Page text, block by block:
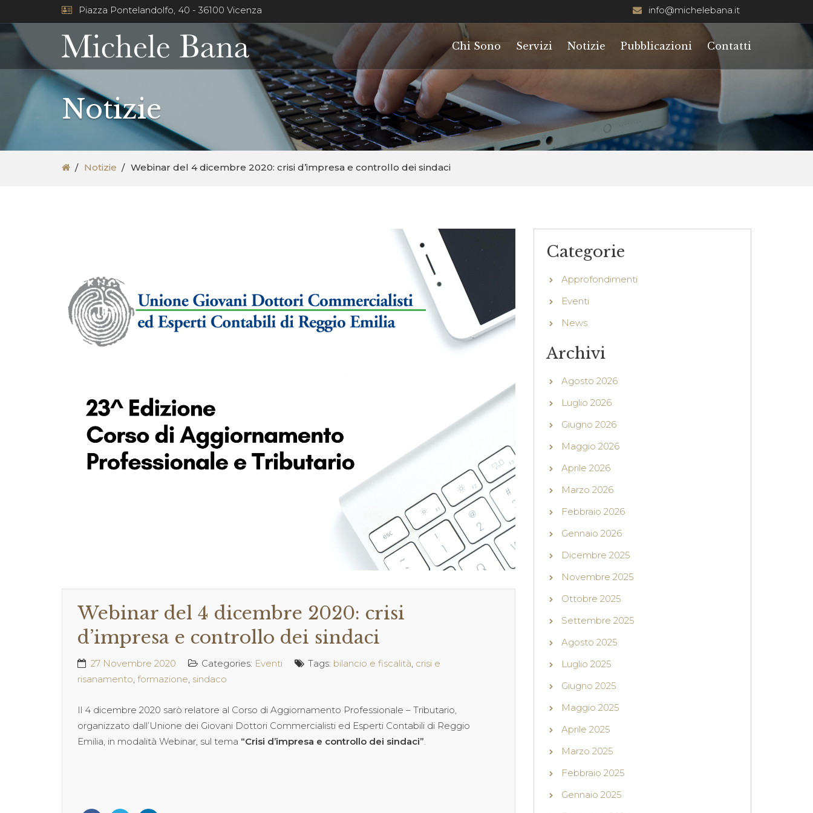
Piazza Pontelandolfo, 40 - 36100 Vicenza info@michelebana.it
Chi Sono Servizi Notizie Pubblicazioni Contatti
Notizie
Notizie Webinar del 4 dicembre 2020: crisi d’impresa e controllo dei sindaci
Webinar del 4 dicembre 2020: crisi
d’impresa e controllo dei sindaci
27 Novembre 2020 Categories: Eventi Tags: bilancio e fiscalità, crisi e
risanamento, formazione, sindaco
Il 4 dicembre 2020 sarò relatore al Corso di Aggiornamento Professionale – Tributario,
organizzato dall’Unione dei Giovani Dottori Commercialisti ed Esperti Contabili di Reggio
Emilia, in modalità Webinar, sul tema “Crisi d’impresa e controllo dei sindaci”.
Categorie
Approfondimenti
Eventi
News
Archivi
Agosto 2026
Luglio 2026
Giugno 2026
Maggio 2026
Aprile 2026
Marzo 2026
Febbraio 2026
Gennaio 2026
Dicembre 2025
Novembre 2025
Ottobre 2025
Settembre 2025
Agosto 2025
Luglio 2025
Giugno 2025
Maggio 2025
Aprile 2025
Marzo 2025
Febbraio 2025
Gennaio 2025